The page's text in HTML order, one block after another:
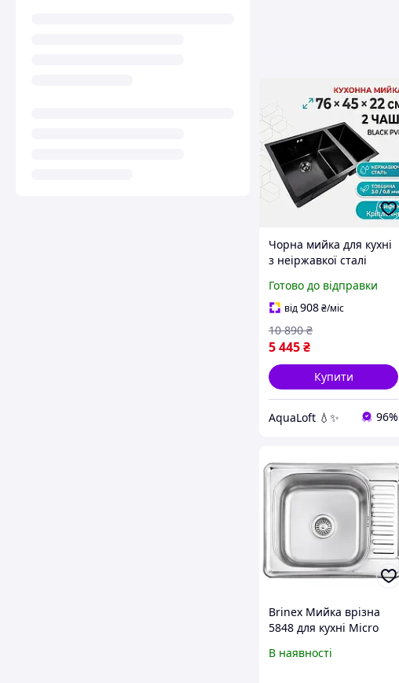
Чорна мийка для кухні
з неіржавкої сталі
Aqua матова врізна в
комплекті із сифоном
Готово до відправки
від908₴/міс
5 445₴
10 890 ₴
Купити
AquaLoft 💧✨ 96%
Brinex Мийка врізна
5848 для кухні Micro
BRIN5848MDEC08
В наявності